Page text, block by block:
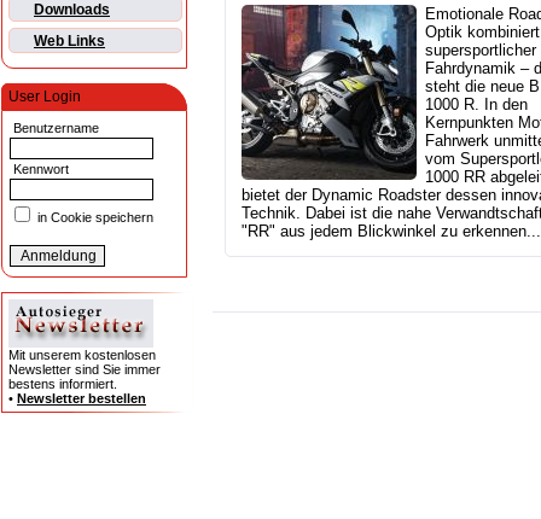
Downloads
Web Links
User Login
Benutzername
Kennwort
in Cookie speichern
Mit unserem kostenlosen
Newsletter sind Sie immer
bestens informiert.
• Newsletter bestellen
Emotionale
Optik
supersportlicher
Fahrdynamik –
steht die neue
1000 R. In den
Kernpunkten
Fahrwerk
vom
1000 RR
bietet der Dynamic Roadster dessen
Technik. Dabei ist die nahe
"RR" aus jedem Blickwinkel zu